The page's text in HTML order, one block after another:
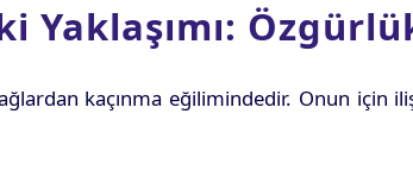
Yaklaşımı:
kaçınma eğilimindedir. Onun için